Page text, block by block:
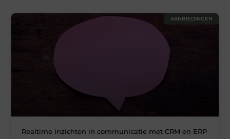
AANBIEDINGEN
Realtime inzichten in communicatie met CRM en ERP